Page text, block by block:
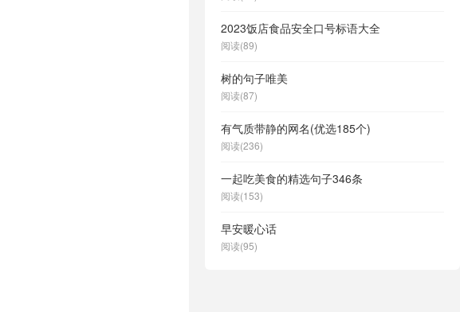
2023饭店食品安全口号标语大全
阅读(89)
树的句子唯美
阅读(87)
有气质带静的网名(优选185个)
阅读(236)
一起吃美食的精选句子346条
阅读(153)
早安暖心话
阅读(95)